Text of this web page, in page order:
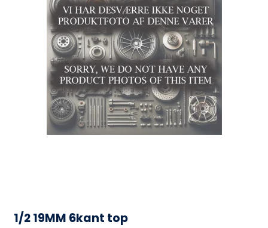
1/2 19MM 6kant top